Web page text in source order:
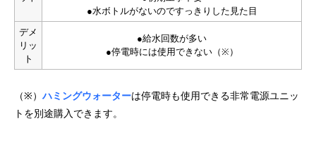
浄水フィルターは交換時期に無料で届く
電気代475円〜の省エネサーバー
コンパクトなスタンドサーバー
いつでもマイページで確認・変更可能
料理にフィットしたこだわり設計
UV殺菌機能搭載でいつでもクリーン
停電時も使用できる非常用電源ユニットあり
●水ボトルがないのですっきりした見た目
デメ
リッ
ト
●給水回数が多い
●停電時には使用できない（※）
（※）ハミングウォーターは停電時も使用できる非常電源ユニッ
トを別途購入できます。